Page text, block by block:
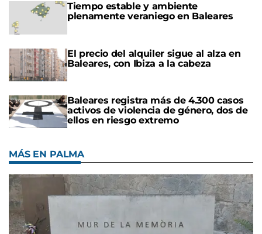
Tiempo estable y ambiente
plenamente veraniego en Baleares
El precio del alquiler sigue al alza en
Baleares, con Ibiza a la cabeza
Baleares registra más de 4.300 casos
activos de violencia de género, dos de
ellos en riesgo extremo
MÁS EN PALMA